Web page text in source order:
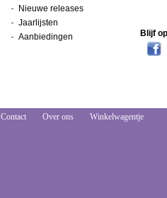
Nieuwe releases
Jaarlijsten
Aanbiedingen
Blijf
Contact Over ons Winkelwagentje